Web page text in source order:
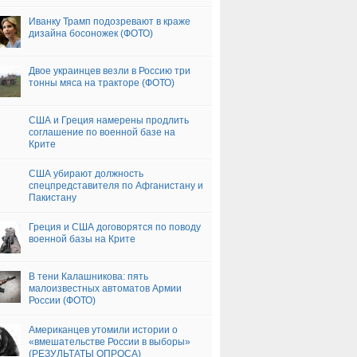
Иванку Трамп подозревают в краже
дизайна босоножек (ФОТО)
Двое украинцев везли в Россию три
тонны мяса на тракторе (ФОТО)
США и Греция намерены продлить
соглашение по военной базе на
Крите
США убирают должность
спецпредставителя по Афганистану и
Пакистану
Греция и США договорятся по поводу
военной базы на Крите
В тени Калашникова: пять
малоизвестных автоматов Армии
России (ФОТО)
Американцев утомили истории о
«вмешательстве России в выборы»
(РЕЗУЛЬТАТЫ ОПРОСА)